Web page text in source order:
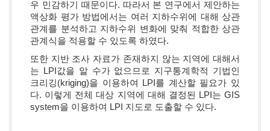
우 민감하기 때문이다. 따라서 본 연구에서 제안하는
액상화 평가 방법에서는 여러 지하수위에 대해 상관
관계를 분석하고 지하수위 변화에 맞춰 적합한 상관
관계식을 적용할 수 있도록 하였다.
또한 지반 조사 자료가 존재하지 않는 지역에 대해서
는 LPI값을 알 수가 없으므로 지구통계학적 기법인
크리깅(kriging)을 이용하여 LPI를 계산할 필요가 있
다. 이렇게 전체 대상 지역에 대해 결정된 LPI는 GIS
system을 이용하여 LPI 지도로 도출할 수 있다.